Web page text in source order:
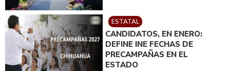
ESTATAL
CANDIDATOS, EN ENERO:
DEFINE INE FECHAS DE
PRECAMPAÑAS EN EL
ESTADO